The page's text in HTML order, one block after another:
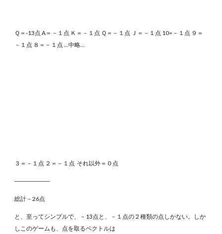
Ｑ＝-13点 A＝－１点 Ｋ＝－１点 Ｑ＝－１点 Ｊ＝－１点 10=－１点 ９＝
－１点 ８＝－１点 …中略…
３＝－１点 ２＝－１点 それ以外＝０点
――――――
総計－26点
と、至ってシンプルで、－13点と、－１点の２種類の点しかない。しか
しこのゲームも、点を取るベクトルは